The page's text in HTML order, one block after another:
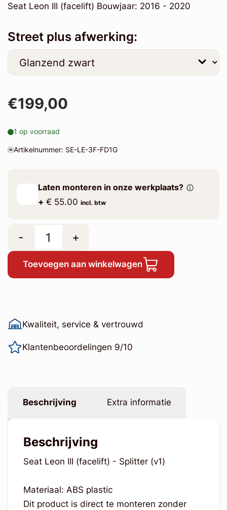
Seat Leon III (facelift) Bouwjaar: 2016 - 2020
Street plus afwerking:
€199,00
1 op voorraad
Artikelnummer: SE-LE-3F-FD1G
Laten monteren in onze werkplaats?
+ € 55.00 incl. btw
- +
Toevoegen aan winkelwagen
Kwaliteit, service & vertrouwd
Klantenbeoordelingen 9/10
Beschrijving Extra informatie
Beschrijving
Seat Leon III (facelift) - Splitter (v1)
Materiaal: ABS plastic
Dit product is direct te monteren zonder